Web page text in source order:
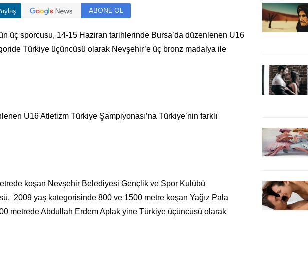
ABONE OL
üç sporcusu, 14-15 Haziran tarihlerinde Bursa’da düzenlenen U16
Türkiye üçüncüsü olarak Nevşehir’e üç bronz madalya ile
U16 Atletizm Türkiye Şampiyonası’na Türkiye’nin farklı
koşan Nevşehir Belediyesi Gençlik ve Spor Kulübü
2009 yaş kategorisinde 800 ve 1500 metre koşan Yağız Pala
metrede Abdullah Erdem Aplak yine Türkiye üçüncüsü olarak